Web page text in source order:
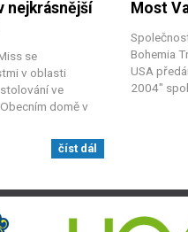
nejkrásnější
se
v oblasti
ve
domě v
číst dál
Most
Bohemia
USA
2004"